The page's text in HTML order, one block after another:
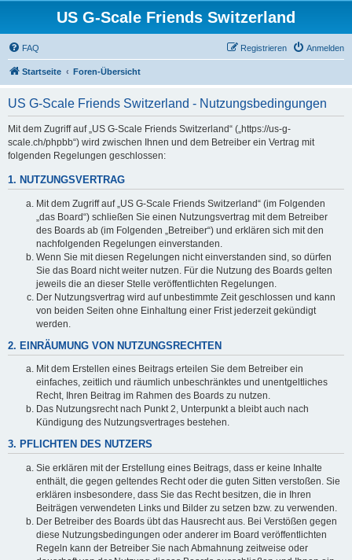
US G-Scale Friends Switzerland
FAQ Anmelden
Registrieren
Startseite Foren-Übersicht
US G-Scale Friends Switzerland - Nutzungsbedingungen
Mit dem Zugriff auf „US G-Scale Friends Switzerland“ („https://us-g-
scale.ch/phpbb“) wird zwischen Ihnen und dem Betreiber ein Vertrag mit
folgenden Regelungen geschlossen:
1. NUTZUNGSVERTRAG
Mit dem Zugriff auf „US G-Scale Friends Switzerland“ (im Folgenden
„das Board“) schließen Sie einen Nutzungsvertrag mit dem Betreiber
des Boards ab (im Folgenden „Betreiber“) und erklären sich mit den
nachfolgenden Regelungen einverstanden.
Wenn Sie mit diesen Regelungen nicht einverstanden sind, so dürfen
Sie das Board nicht weiter nutzen. Für die Nutzung des Boards gelten
jeweils die an dieser Stelle veröffentlichten Regelungen.
Der Nutzungsvertrag wird auf unbestimmte Zeit geschlossen und kann
von beiden Seiten ohne Einhaltung einer Frist jederzeit gekündigt
werden.
2. EINRÄUMUNG VON NUTZUNGSRECHTEN
Mit dem Erstellen eines Beitrags erteilen Sie dem Betreiber ein
einfaches, zeitlich und räumlich unbeschränktes und unentgeltliches
Recht, Ihren Beitrag im Rahmen des Boards zu nutzen.
Das Nutzungsrecht nach Punkt 2, Unterpunkt a bleibt auch nach
Kündigung des Nutzungsvertrages bestehen.
3. PFLICHTEN DES NUTZERS
Sie erklären mit der Erstellung eines Beitrags, dass er keine Inhalte
enthält, die gegen geltendes Recht oder die guten Sitten verstoßen. Sie
erklären insbesondere, dass Sie das Recht besitzen, die in Ihren
Beiträgen verwendeten Links und Bilder zu setzen bzw. zu verwenden.
Der Betreiber des Boards übt das Hausrecht aus. Bei Verstößen gegen
diese Nutzungsbedingungen oder anderer im Board veröffentlichten
Regeln kann der Betreiber Sie nach Abmahnung zeitweise oder